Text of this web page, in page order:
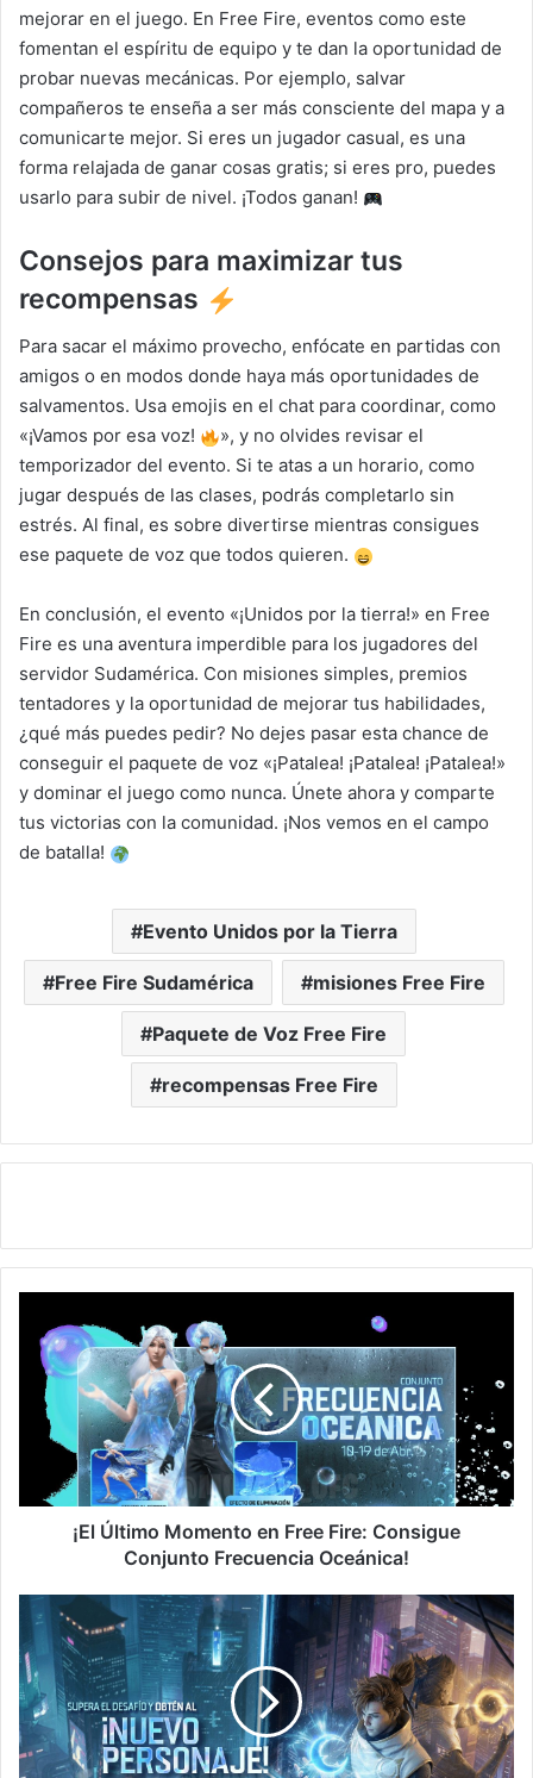
mejorar en el juego. En Free Fire, eventos como este
fomentan el espíritu de equipo y te dan la oportunidad de
probar nuevas mecánicas. Por ejemplo, salvar
compañeros te enseña a ser más consciente del mapa y a
comunicarte mejor. Si eres un jugador casual, es una
forma relajada de ganar cosas gratis; si eres pro, puedes
usarlo para subir de nivel. ¡Todos ganan!
Consejos para maximizar tus
recompensas
Para sacar el máximo provecho, enfócate en partidas con
amigos o en modos donde haya más oportunidades de
salvamentos. Usa emojis en el chat para coordinar, como
«¡Vamos por esa voz!
», y no olvides revisar el
temporizador del evento. Si te atas a un horario, como
jugar después de las clases, podrás completarlo sin
estrés. Al final, es sobre divertirse mientras consigues
ese paquete de voz que todos quieren.
En conclusión, el evento «¡Unidos por la tierra!» en Free
Fire es una aventura imperdible para los jugadores del
servidor Sudamérica. Con misiones simples, premios
tentadores y la oportunidad de mejorar tus habilidades,
¿qué más puedes pedir? No dejes pasar esta chance de
conseguir el paquete de voz «¡Patalea! ¡Patalea! ¡Patalea!»
y dominar el juego como nunca. Únete ahora y comparte
tus victorias con la comunidad. ¡Nos vemos en el campo
de batalla!
Evento Unidos por la Tierra
Free Fire Sudamérica misiones Free Fire
Paquete de Voz Free Fire
recompensas Free Fire
Último
Momento
Free
Fire:
Consigue
Conjunto
Frecuencia
Oceánica!¡El Último Momento en Free Fire: Consigue
Conjunto Frecuencia Oceánica!
¡Nuevo
Personaje
en
Free
Fire!
Cómo
Conseguir